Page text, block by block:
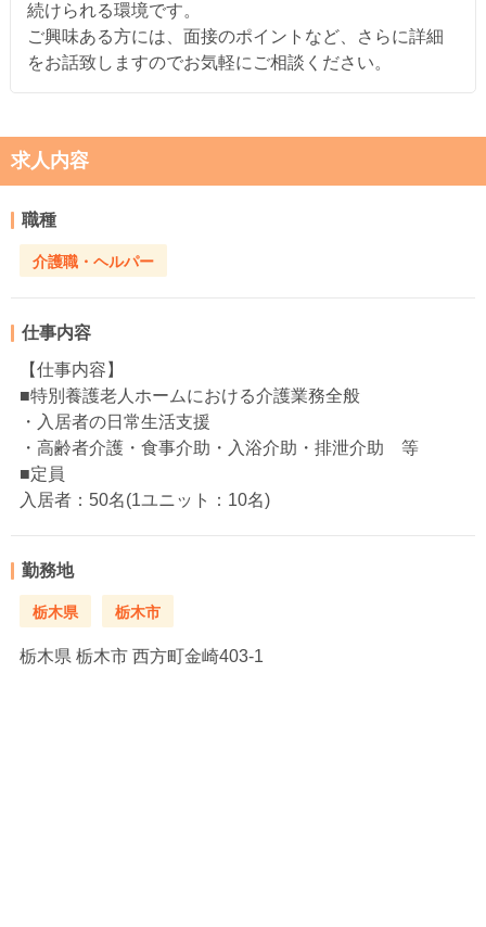
続けられる環境です。
ご興味ある方には、面接のポイントなど、さらに詳細
をお話致しますのでお気軽にご相談ください。
求人内容
職種
介護職・ヘルパー
仕事内容
【仕事内容】
■特別養護老人ホームにおける介護業務全般
・入居者の日常生活支援
・高齢者介護・食事介助・入浴介助・排泄介助 等
■定員
入居者：50名(1ユニット：10名)
勤務地
栃木県 栃木市
栃木県 栃木市 西方町金崎403-1